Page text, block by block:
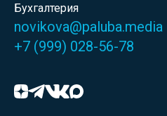
Бухгалтерия
novikova@paluba.media
+7 (999) 028-56-78